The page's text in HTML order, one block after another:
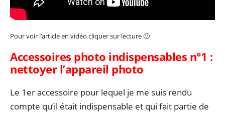
Pour voir l’article en vidéo cliquer sur lecture 🙂
Accessoires photo indispensables n°1 :
nettoyer l’appareil photo
Le 1er accessoire pour lequel je me suis rendu
compte qu’il était indispensable et qui fait partie de